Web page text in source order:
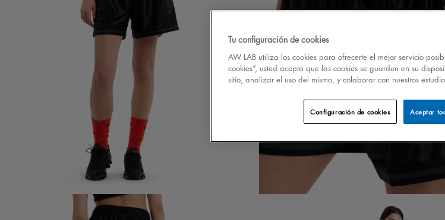
Tu configuración de cookies
AW LAB utiliza los cookies para ofrecerte el mejor servicio
cookies”, usted acepta que las cookies se guarden en su
sitio, analizar el uso del mismo, y colaborar con nuestros
Aceptar
Configuración de cookies